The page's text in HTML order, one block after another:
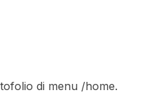
di menu /home.